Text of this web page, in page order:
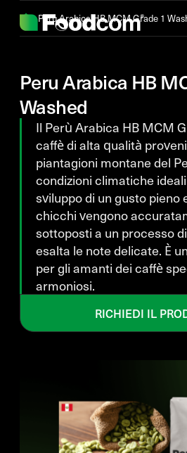
Peru Arabica HB MCM Grade 1
Peru Arabica HB
Washed
Il Perù Arabica HB MCM
caffè di alta qualità
piantagioni montane del
condizioni climatiche
sviluppo di un gusto pieno
chicchi vengono
sottoposti a un processo
esalta le note delicate. È
per gli amanti dei caffè
armoniosi.
RICHIEDI IL